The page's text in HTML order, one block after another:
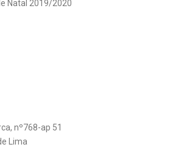
nº768-ap 51
Lima